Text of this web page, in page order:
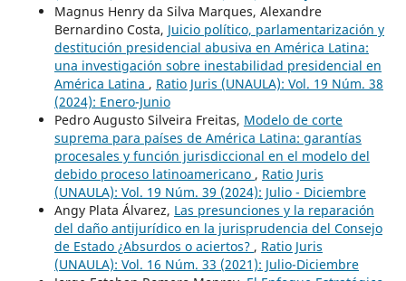
Magnus Henry da Silva Marques, Alexandre
Bernardino Costa, Juicio político, parlamentarización y
destitución presidencial abusiva en América Latina:
una investigación sobre inestabilidad presidencial en
América Latina , Ratio Juris (UNAULA): Vol. 19 Núm. 38
(2024): Enero-Junio
Pedro Augusto Silveira Freitas, Modelo de corte
suprema para países de América Latina: garantías
procesales y función jurisdiccional en el modelo del
debido proceso latinoamericano , Ratio Juris
(UNAULA): Vol. 19 Núm. 39 (2024): Julio - Diciembre
Angy Plata Álvarez, Las presunciones y la reparación
del daño antijurídico en la jurisprudencia del Consejo
de Estado ¿Absurdos o aciertos? , Ratio Juris
(UNAULA): Vol. 16 Núm. 33 (2021): Julio-Diciembre